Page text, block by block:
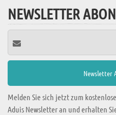
NEWSLETTER
Melden Sie sich jetzt zum
Aduis Newsletter an und erhalten